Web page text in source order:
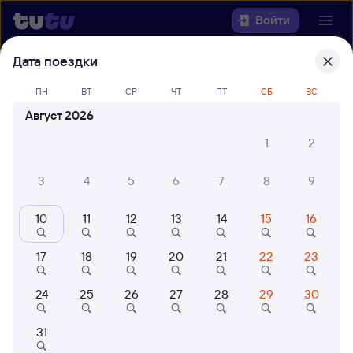
Войти
билеты Ружино — Петровский
Завод
Куда
Когда
Кто едет
Дата поездки
ПН ВТ СР ЧТ ПТ СБ ВС
Август 2026
1
2
3 4 5 6 7 8 9
10 11 12 13 14 15 16
17 18 19 20 21 22 23
24 25 26 27 28 29 30
31